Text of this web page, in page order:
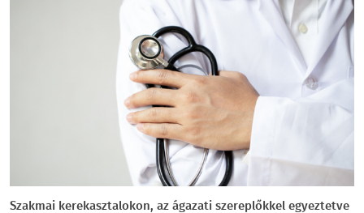
Szakmai kerekasztalokon, az ágazati szereplőkkel egyeztetve